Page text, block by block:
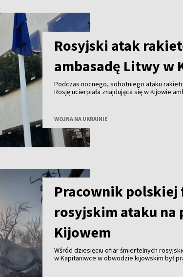
Rosyjski atak
ambasadę Litwy w
Podczas nocnego, sobotniego ataku
Rosję ucierpiała znajdująca się w Kijowie
WOJNA NA UKRAINIE
Pracownik polskiej
rosyjskim ataku na
Kijowem
Wśród dziesięciu ofiar śmiertelnych
w Kapitaniwce w obwodzie kijowskim był